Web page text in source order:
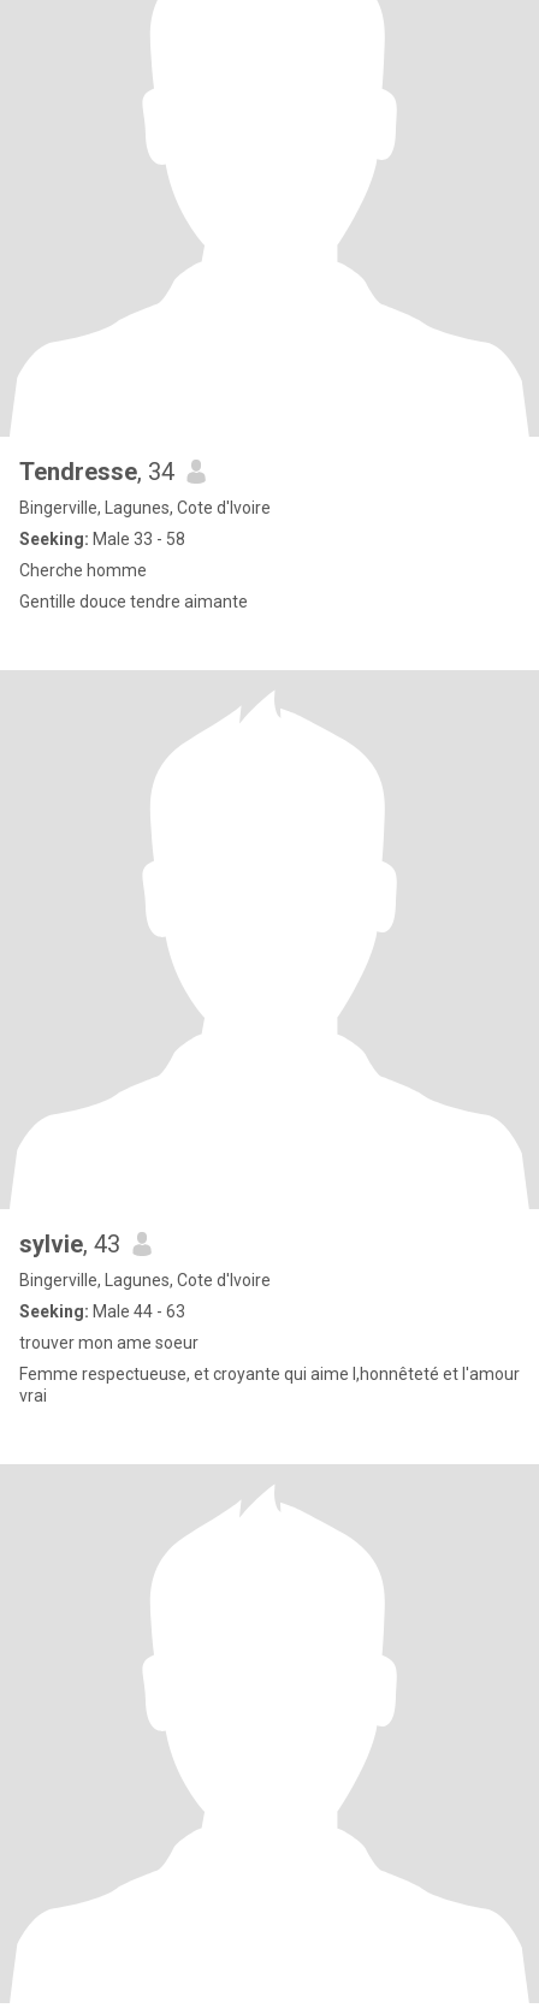
Tendresse, 34
Bingerville, Lagunes, Cote d'Ivoire
Seeking: Male 33 - 58
Cherche homme
Gentille douce tendre aimante
sylvie, 43
Bingerville, Lagunes, Cote d'Ivoire
Seeking: Male 44 - 63
trouver mon ame soeur
Femme respectueuse, et croyante qui aime l,honnêteté et l'amour
vrai